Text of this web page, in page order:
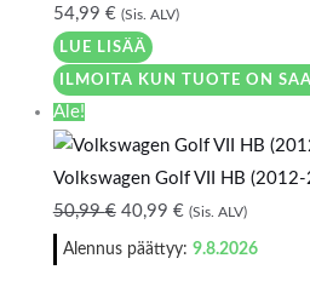
54,99 € (Sis. ALV)
LUE LISÄÄ
ILMOITA KUN TUOTE ON
Ale!
Volkswagen Golf VII HB
50,99€ 40,99 € (Sis. ALV)
Alennus päättyy: 9.8.2026